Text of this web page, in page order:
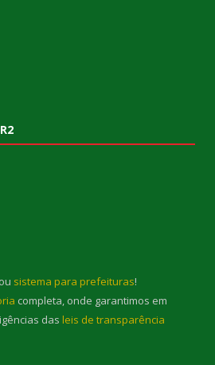
ou sistema para prefeituras!
completa, onde garantimos em
das leis de transparência